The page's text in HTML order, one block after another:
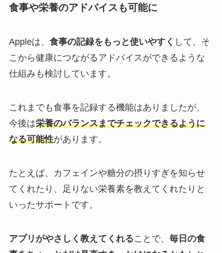
食事や栄養のアドバイスも可能に
Appleは、 食事の記録をもっと使いやすく して、そ
こから健康につながるアドバイスができるような
仕組みも検討しています。
これまでも食事を記録する機能はありましたが、
今後は栄養のバランスまでチェックできるように
なる可能性があります。
たとえば、カフェインや糖分の摂りすぎを知らせ
てくれたり、足りない栄養素を教えてくれたりと
いったサポートです。
アプリがやさしく教えてくれることで、 毎日の食